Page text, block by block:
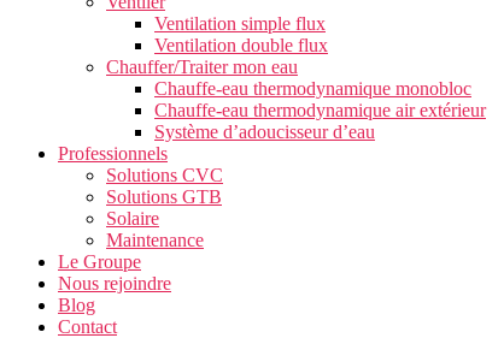
Ventilation simple flux
Ventilation double flux
Chauffer/Traiter mon eau
Chauffe-eau thermodynamique monobloc
Chauffe-eau thermodynamique air extérieur
Système d’adoucisseur d’eau
Professionnels
Solutions CVC
Solutions GTB
Solaire
Maintenance
Le Groupe
Nous rejoindre
Blog
Contact